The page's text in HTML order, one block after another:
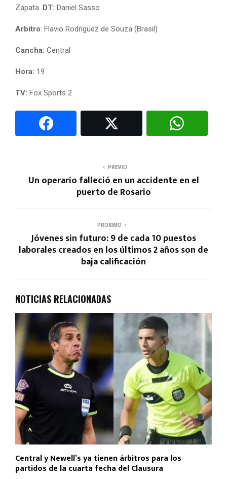
Zapata. DT: Daniel Sasso
Arbitro: Flavio Rodríguez de Souza (Brasil)
Cancha: Central
Hora: 19
TV: Fox Sports 2
PREVIO
Un operario falleció en un accidente en el
puerto de Rosario
PROXIMO
Jóvenes sin futuro: 9 de cada 10 puestos
laborales creados en los últimos 2 años son de
baja calificación
NOTICIAS RELACIONADAS
Central y Newell’s ya tienen árbitros para los
partidos de la cuarta fecha del Clausura